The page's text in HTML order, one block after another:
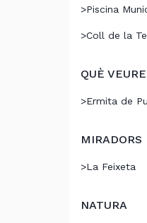
>Piscina
>Coll de la
QUÈ VEURE
>Ermita de
MIRADORS
>La Feixeta
NATURA